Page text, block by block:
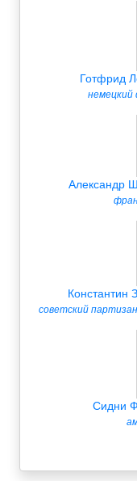
Готфрид
Александр
Константин
советский
Сидни